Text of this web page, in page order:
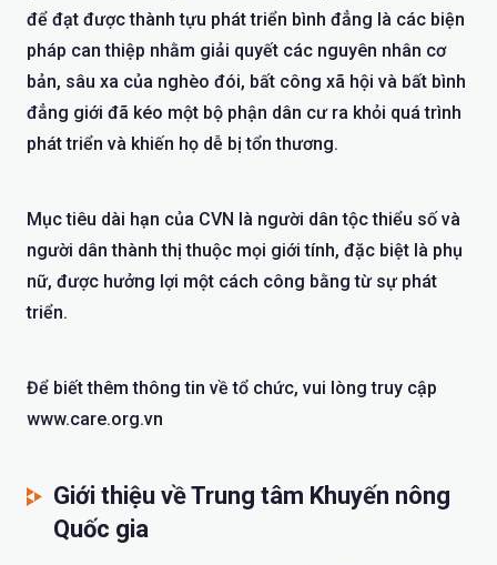
để đạt được thành tựu phát triển bình đẳng là các biện
pháp can thiệp nhằm giải quyết các nguyên nhân cơ
bản, sâu xa của nghèo đói, bất công xã hội và bất bình
đẳng giới đã kéo một bộ phận dân cư ra khỏi quá trình
phát triển và khiến họ dễ bị tổn thương.
Mục tiêu dài hạn của CVN là người dân tộc thiểu số và
người dân thành thị thuộc mọi giới tính, đặc biệt là phụ
nữ, được hưởng lợi một cách công bằng từ sự phát
triển.
Để biết thêm thông tin về tổ chức, vui lòng truy cập
www.care.org.vn
Giới thiệu về Trung tâm Khuyến nông
Quốc gia